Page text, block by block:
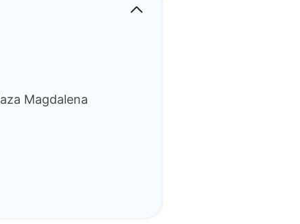
Magdalena